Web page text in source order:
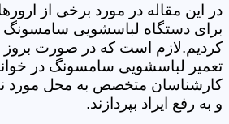
در این مقاله در مورد برخی از
برای دستگاه لباسشویی
کردیم.لازم است که در صورت
تعمیر لباسشویی سامسونگ در
کارشناسان متخصص به محل مورد
و به رفع ایراد بپردازند.